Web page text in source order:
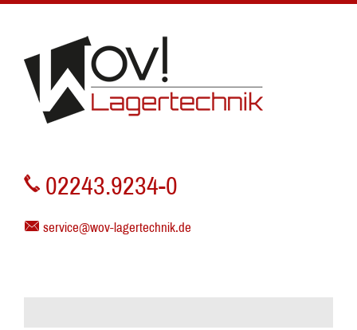
02243.9234-0
service@wov-lagertechnik.de